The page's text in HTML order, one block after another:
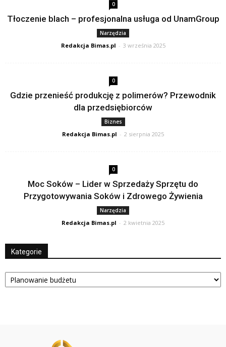
0
Tłoczenie blach – profesjonalna usługa od UnamGroup
Narzędzia
Redakcja Bimas.pl - 3 września 2025
0
Gdzie przenieść produkcję z polimerów? Przewodnik
dla przedsiębiorców
Biznes
Redakcja Bimas.pl - 2 sierpnia 2025
0
Moc Soków – Lider w Sprzedaży Sprzętu do
Przygotowywania Soków i Zdrowego Żywienia
Narzędzia
Redakcja Bimas.pl - 2 kwietnia 2025
Kategorie
Kategorie